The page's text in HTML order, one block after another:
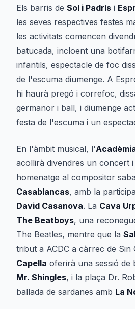
Els barris de Sol i Padrís i
les seves respectives festes
les activitats comencen
batucada, incloent una
infantils, espectacle de foc
de l'escuma diumenge. A
hi haurà pregó i correfoc,
germanor i ball, i diumenge
festa de l'escuma i un
En l'àmbit musical, l'
acollirà divendres un concert
homenatge al compositor
Casablancas, amb la
David Casanova. La Cava
The Beatboys, una
The Beatles, mentre que la
tribut a ACDC a càrrec de Sin
Capella oferirà una sessió de
Mr. Shingles, i la plaça Dr.
ballada de sardanes amb La